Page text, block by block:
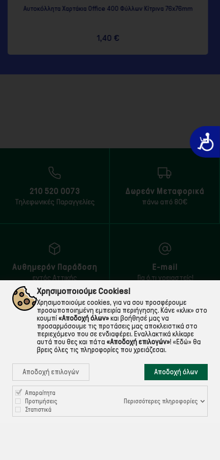
400 Φύλλων Κίτρινα 76x76mm Αυτοκόλλητα χαρτάκια κύβος
210 520 0073
Τηλεφωνικές Παραγγελίες
Δωρεάν Μεταφορικά
πάνω από 80€
Αυθημερόν Παράδοση
εντός Αττικής
E-mail
Για ό,τι χρειαστείς!
ΠΛΗΡΟΦΟΡΙΕΣ 
ΧΡΉΣΙΜΑ 
Χρησιμοποιούμε Cookies!
Χρησιμοποιούμε cookies, για να σου προσφέρουμε
προσωποποιημένη εμπειρία περιήγησης. Κάνε «κλικ» στο
κουμπί«Αποδοχή όλων»και βοήθησέ μας να
προσαρμόσουμε τις προτάσεις μας αποκλειστικά στο
περιεχόμενο που σε ενδιαφέρει. Εναλλακτικά κλίκαρε
αυτά που θες και πάτα «Αποδοχή επιλογών»! «Εδώ» θα
βρεις όλες τις πληροφορίες που χρειάζεσαι.
Αποδοχή επιλογών Αποδοχή όλων
Απαραίτητα
Προτιμήσεις
Στατιστικά
Περισσότερες πληροφορίες